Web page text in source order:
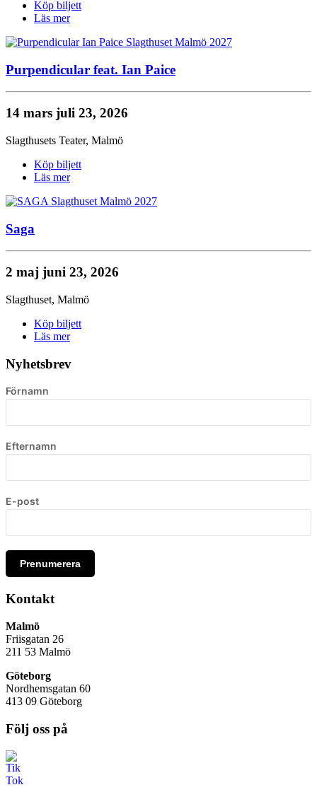
Köp biljett
Läs mer
Purpendicular feat. Ian Paice
14 mars juli 23, 2026
Slagthusets Teater, Malmö
Köp biljett
Läs mer
Saga
2 maj juni 23, 2026
Slagthuset, Malmö
Köp biljett
Läs mer
Nyhetsbrev
Förnamn
Efternamn
E-post
Prenumerera
Kontakt
Malmö
Friisgatan 26
211 53 Malmö
Göteborg
Nordhemsgatan 60
413 09 Göteborg
Följ oss på